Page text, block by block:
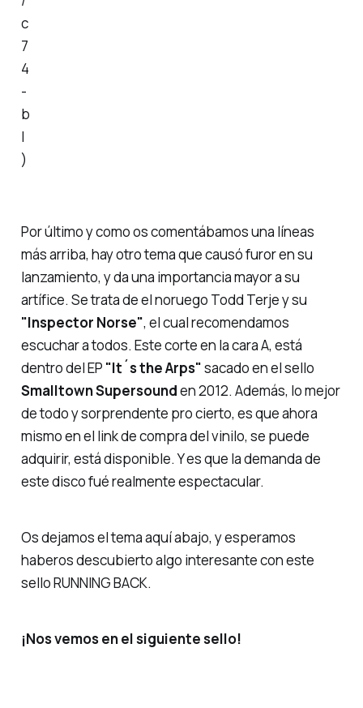
c
7
4
-
b
l
)
Por último y como os comentábamos una líneas
más arriba, hay otro tema que causó furor en su
lanzamiento, y da una importancia mayor a su
artífice. Se trata de el noruego Todd Terje y su
"Inspector Norse", el cual recomendamos
escuchar a todos. Este corte en la cara A, está
dentro del EP "It´s the Arps"sacado en el sello
Smalltown Supersounden 2012. Además, lo mejor
de todo y sorprendente pro cierto, es que ahora
mismo en el link de compra del vinilo, se puede
adquirir, está disponible. Y es que la demanda de
este disco fué realmente espectacular.
Os dejamos el tema aquí abajo, y esperamos
haberos descubierto algo interesante con este
sello RUNNING BACK.
¡Nos vemos en el siguiente sello!